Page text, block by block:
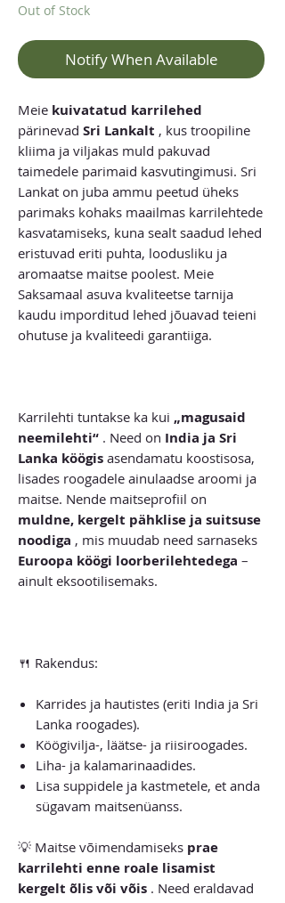
Out of Stock
Notify When Available
Meie kuivatatud karrilehed
pärinevad Sri Lankalt , kus troopiline
kliima ja viljakas muld pakuvad
taimedele parimaid kasvutingimusi. Sri
Lankat on juba ammu peetud üheks
parimaks kohaks maailmas karrilehtede
kasvatamiseks, kuna sealt saadud lehed
eristuvad eriti puhta, loodusliku ja
aromaatse maitse poolest. Meie
Saksamaal asuva kvaliteetse tarnija
kaudu imporditud lehed jõuavad teieni
ohutuse ja kvaliteedi garantiiga.
Karrilehti tuntakse ka kui „magusaid
neemilehti“ . Need on India ja Sri
Lanka köögis asendamatu koostisosa,
lisades roogadele ainulaadse aroomi ja
maitse. Nende maitseprofiil on
muldne, kergelt pähklise ja suitsuse
noodiga , mis muudab need sarnaseks
Euroopa köögi loorberilehtedega –
ainult eksootilisemaks.
🍴 Rakendus:
Karrides ja hautistes (eriti India ja Sri
Lanka roogades).
Köögivilja-, läätse- ja riisiroogades.
Liha- ja kalamarinaadides.
Lisa suppidele ja kastmetele, et anda
sügavam maitsenüanss.
💡 Maitse võimendamiseks prae
karrilehti enne roale lisamist
kergelt õlis või võis . Need eraldavad